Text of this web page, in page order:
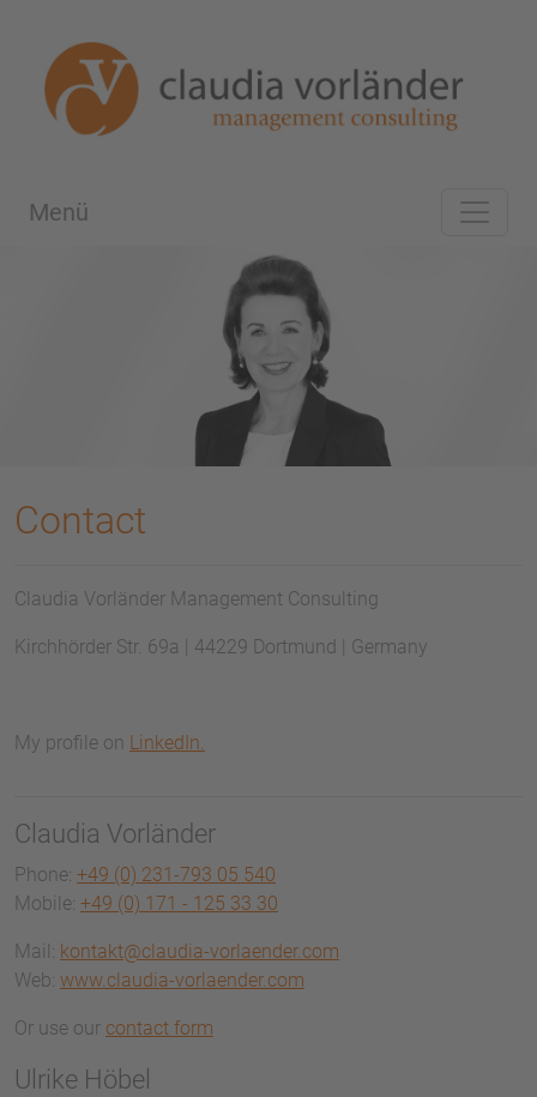
Menü
Contact
Claudia Vorländer Management Consulting
Kirchhörder Str. 69a | 44229 Dortmund | Germany
My profile on LinkedIn.
Claudia Vorländer
Phone: +49 (0) 231-793 05 540
Mobile: +49 (0) 171 - 125 33 30
Mail: kontakt@claudia-vorlaender.com
Web: www.claudia-vorlaender.com
Or use our contact form
Ulrike Höbel